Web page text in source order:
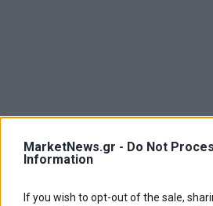
MarketNews.gr - Do Not
Information
If you wish to opt-out of the sale,